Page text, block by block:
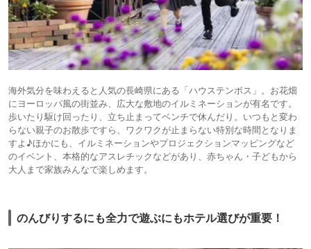
海外気分を味わえると人気の長崎県にある「ハウステンボス」。お花畑
にヨーロッパ風の街並み、広大な敷地のイルミネーションが有名です。
歩いたり駆け回ったり、立ち止まってベンチで休んだり。いつもと変わ
らない親子のお散歩ですら、ワクワクが止まらない特別な時間となりま
すよ♪ほかにも、イルミネーションやプロジェクションマッピングなど
のイベント、本格的なアスレチックなどがあり、赤ちゃん・子どもから
大人まで家族みんなで楽しめます。
のんびりするにも全力で遊ぶにもホテル選びが重要！